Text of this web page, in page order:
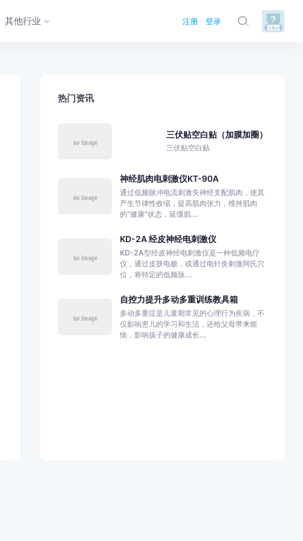
其他行业 注册 登录
热门资讯
三伏贴空白贴（加膜加圈）
三伏贴空白贴
神经肌肉电刺激仪KT-90A
通过低频脉冲电流刺激失神经支配肌肉，使其
产生节律性收缩，提高肌肉张力，维持肌肉
的“健康”状态，延缓肌...
KD-2A 经皮神经电刺激仪
KD-2A型经皮神经电刺激仪是一种低频电疗
仪，通过皮肤电极，或通过电针灸刺激阿氏穴
位，将特定的低频脉...
自控力提升多动多重训练教具箱
多动多重症是儿童期常见的心理行为疾病，不
仅影响患儿的学习和生活，还给父母带来烦
恼，影响孩子的健康成长...